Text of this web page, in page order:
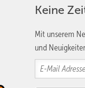
Keine
Mit unserem
und